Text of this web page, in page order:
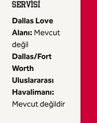
SERVISI
Dallas Love
Alanı: Mevcut
değil
Dallas/Fort
Worth
Uluslararası
Havalimanı:
Mevcut değildir